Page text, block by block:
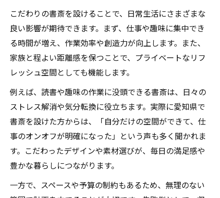
限られたスペースで快適な書斎を実現
狭い空間でも書斎デザインは工夫次第で快
適に
階段下やリビング脇を活用した書斎アイデ
ア
収納を工夫した省スペース書斎設計のコツ
小さな書斎空間で仕事も趣味も楽しむ方法
書斎デザインが生む効率的なスペース活用
術
こだわりの書斎を設けることで、日常生活にさまざまな
良い影響が期待できます。まず、仕事や趣味に集中でき
る時間が増え、作業効率や創造力が向上します。また、
家族と程よい距離感を保つことで、プライベートなリフ
レッシュ空間としても機能します。
例えば、読書や趣味の作業に没頭できる書斎は、日々の
ストレス解消や気分転換に役立ちます。実際に愛知県で
書斎を設けた方からは、「自分だけの空間ができて、仕
事のオンオフが明確になった」という声も多く聞かれま
す。こだわったデザインや素材選びが、毎日の満足感や
豊かな暮らしにつながります。
一方で、スペースや予算の制約もあるため、無理のない